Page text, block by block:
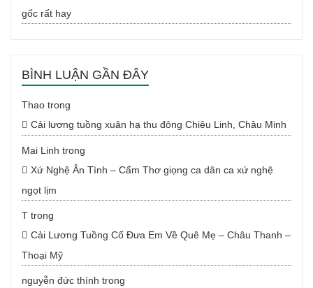
gốc rất hay
BÌNH LUẬN GẦN ĐÂY
Thao trong
Cải lương tuồng xuân hạ thu đông Chiêu Linh, Châu Minh
Mai Linh trong
Xứ Nghệ Ân Tình – Cẩm Thơ giọng ca dân ca xứ nghệ
ngọt lịm
T trong
Cải Lương Tuồng Cổ Đưa Em Về Quê Mẹ – Châu Thanh –
Thoại Mỹ
nguyễn đức thính trong